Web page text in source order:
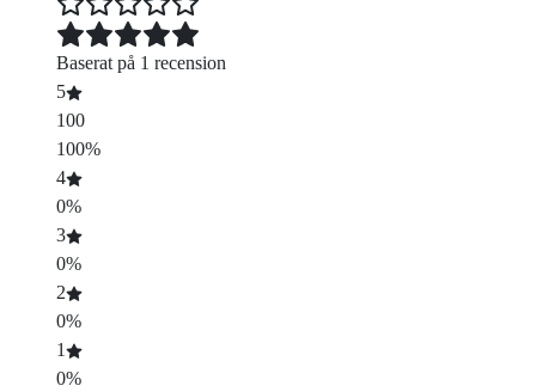
Baserat på 1 recension
5
100
100%
4
0%
3
0%
2
0%
1
0%